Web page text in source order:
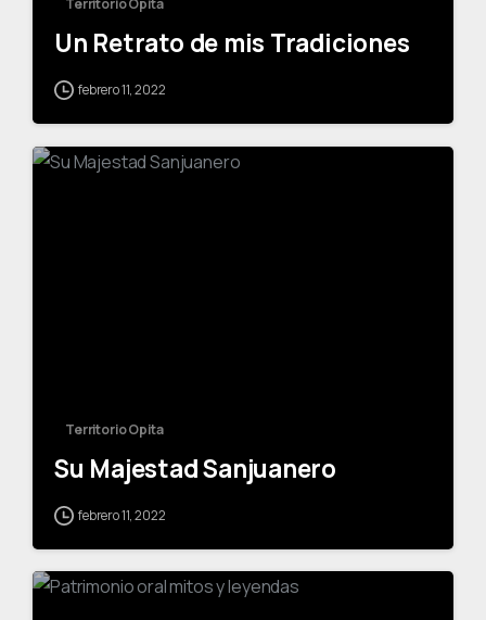
Territorio Opita
Un Retrato de mis Tradiciones
febrero 11, 2022
Territorio Opita
Su Majestad Sanjuanero
febrero 11, 2022